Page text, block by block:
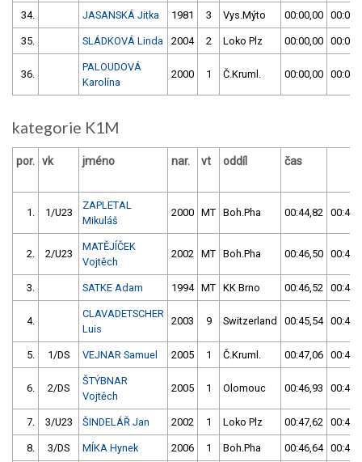
34. JASANSKÁ Jitka 1981 3 Vys.Mýto 00:00,00
35. SLÁDKOVÁ Linda 2004 2 Loko Plz 00:00,00
36.
PALOUDOVÁ
Karolína
2000 1 Č.Kruml. 00:00,00
kategorie K1M
por. vk jméno nar. vt oddíl čas
1. 1/U23
ZAPLETAL
Mikuláš
2000 MT Boh.Pha 00:44,82
2. 2/U23
MATĚJÍČEK
Vojtěch
2002 MT Boh.Pha 00:46,50
3. SATKE Adam 1994 MT KK Brno 00:46,52
4.
CLAVADETSCHER
Luis
2003 9 Switzerland 00:45,54
5. 1/DS VEJNAR Samuel 2005 1 Č.Kruml. 00:47,06
6. 2/DS
ŠTÝBNAR
Vojtěch
2005 1 Olomouc 00:46,93
7. 3/U23 ŠINDELÁŘ Jan 2002 1 Loko Plz 00:47,62
8. 3/DS MÍKA Hynek 2006 1 Boh.Pha 00:46,64